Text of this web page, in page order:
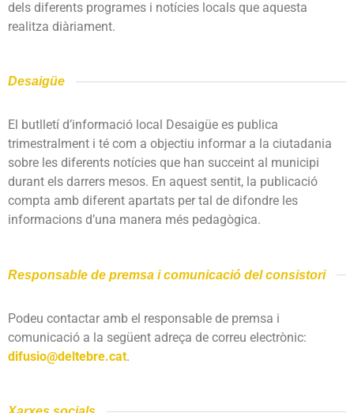
dels diferents programes i notícies locals que aquesta
realitza diàriament.
Desaigüe
El butlletí d’informació local Desaigüe es publica
trimestralment i té com a objectiu informar a la ciutadania
sobre les diferents notícies que han succeint al municipi
durant els darrers mesos. En aquest sentit, la publicació
compta amb diferent apartats per tal de difondre les
informacions d’una manera més pedagògica.
Responsable de premsa i comunicació del consistori
Podeu contactar amb el responsable de premsa i
comunicació a la següent adreça de correu electrònic:
difusio@deltebre.cat.